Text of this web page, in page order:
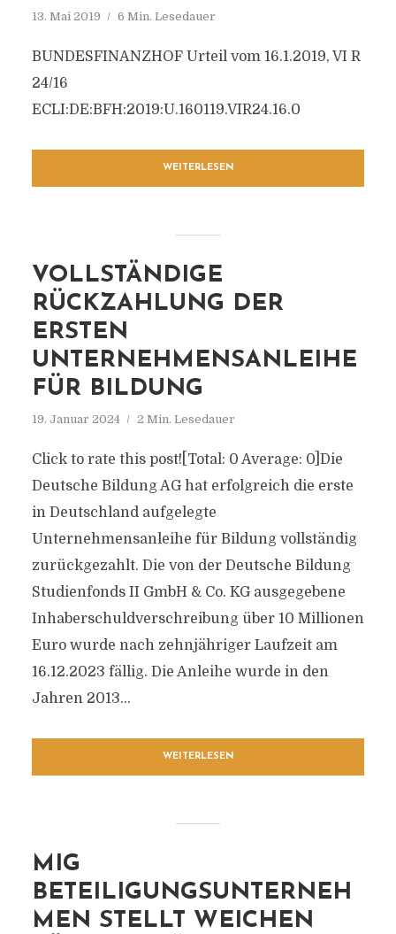
13. Mai 2019 6 Min. Lesedauer
BUNDESFINANZHOF Urteil vom 16.1.2019, VI R
24/16
ECLI:DE:BFH:2019:U.160119.VIR24.16.0
WEITERLESEN
VOLLSTÄNDIGE
RÜCKZAHLUNG DER
ERSTEN
UNTERNEHMENSANLEIHE
FÜR BILDUNG
19. Januar 2024 2 Min. Lesedauer
Click to rate this post![Total: 0 Average: 0]Die
Deutsche Bildung AG hat erfolgreich die erste
in Deutschland aufgelegte
Unternehmensanleihe für Bildung vollständig
zurückgezahlt. Die von der Deutsche Bildung
Studienfonds II GmbH & Co. KG ausgegebene
Inhaberschuldverschreibung über 10 Millionen
Euro wurde nach zehnjähriger Laufzeit am
16.12.2023 fällig. Die Anleihe wurde in den
Jahren 2013...
WEITERLESEN
MIG
BETEILIGUNGSUNTERNEH
MEN STELLT WEICHEN